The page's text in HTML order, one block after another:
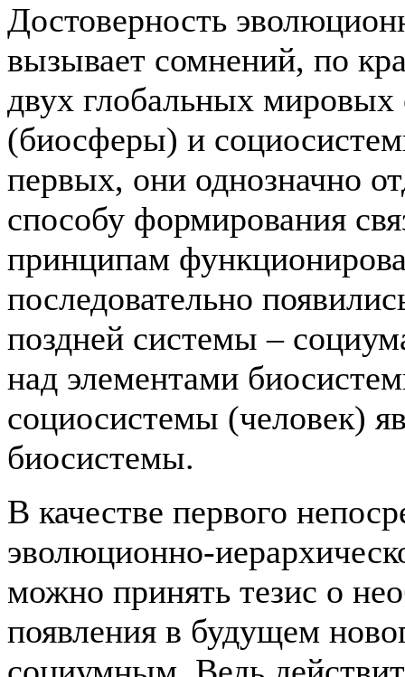
Достоверность
вызывает сомнений, по
двух глобальных
(биосферы) и
первых, они однозначно
способу формирования
принципам
последовательно
поздней системы –
над элементами
социосистемы (человек)
биосистемы.
В качестве первого
эволюционно-
можно принять тезис о
появления в будущем